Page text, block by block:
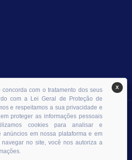
os direitos reservados.
X
com o tratamento dos seus
com a Lei Geral de Proteção de
e respeitamos a sua privacidade e
proteger as informações pessoais
cookies para analisar e
anúncios em nossa plataforma e em
no site, você nos autoriza a